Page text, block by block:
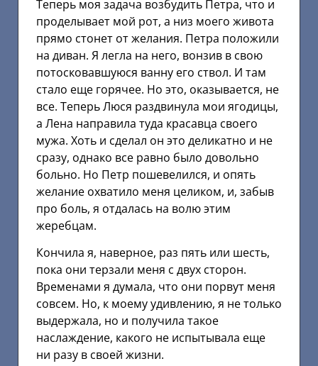
Теперь моя задача возбудить Петра, что и
проделывает мой рот, а низ моего живота
прямо стонет от желания. Петра положили
на диван. Я легла на него, вонзив в свою
потосковавшуюся ванну его ствол. И там
стало еще горячее. Но это, оказывается, не
все. Теперь Люся раздвинула мои ягодицы,
а Лена направила туда красавца своего
мужа. Хоть и сделал он это деликатно и не
сразу, однако все равно было довольно
больно. Но Петр пошевелился, и опять
желание охватило меня целиком, и, забыв
про боль, я отдалась на волю этим
жеребцам.
Кончила я, наверное, раз пять или шесть,
пока они терзали меня с двух сторон.
Временами я думала, что они порвут меня
совсем. Но, к моему удивлению, я не только
выдержала, но и получила такое
наслаждение, какого не испытывала еще
ни разу в своей жизни.